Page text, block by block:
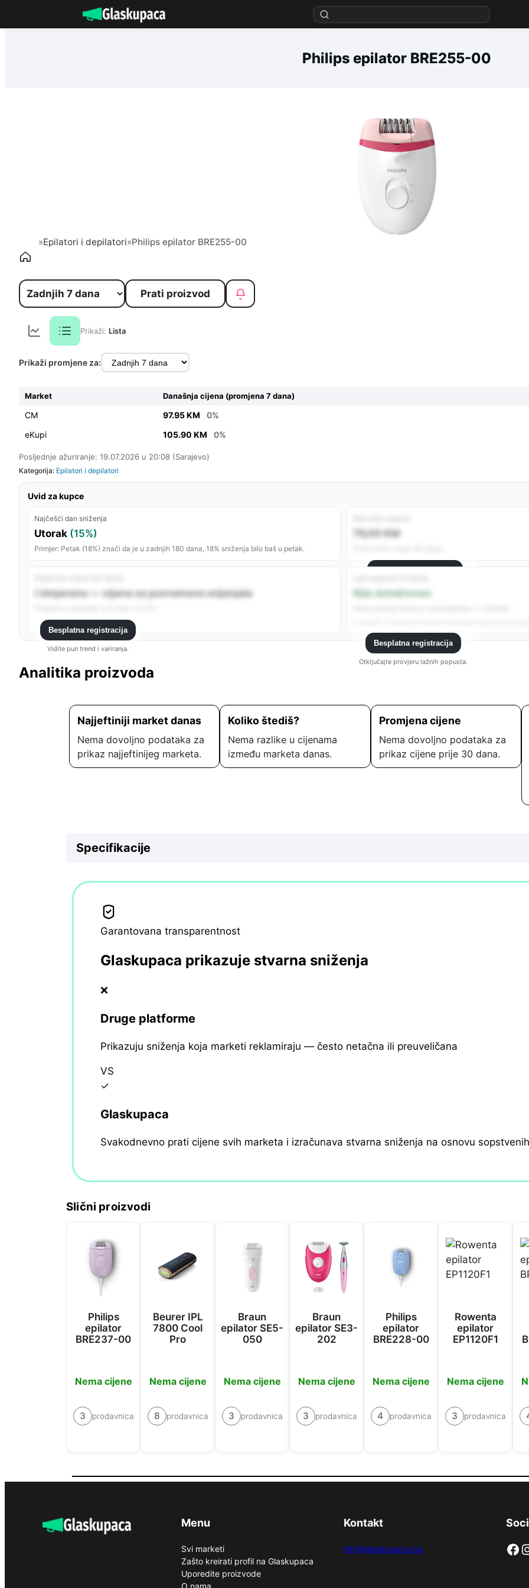
na
Philips epilator BRE255-00
»Epilatori i depilatori»Philips epilator BRE255-00
Prati proizvod
Prikaži: Lista
Prikaži promjene za:
Market Današnja cijena (promjena 7 dana)
CM 97.95 KM
0%
eKupi
105.90 KM 0%
Posljednje ažuriranje: 19.07.2026 u 20:08 (Sarajevo)
Kategorija: Epilatori i depilatori
Uvid za kupce
Najčešći dan sniženja
Utorak (15%)
Primjer: Petak (18%) znači da je u zadnjih 180 dana, 18% sniženja bilo baš u petak.
79,00 KM
Registrujte se da vidite sve analitike.
ℹ️ Umjerena — cijena se povremeno mijenjala
Besplatna registracija
Vidite pun trend i variranja.
Nije detektovan
Besplatna registracija
Otključajte provjeru lažnih popusta.
Analitika proizvoda
Najjeftiniji market danas
Nema dovoljno podataka za
prikaz najjeftinijeg marketa.
Koliko štediš?
Nema razlike u cijenama
između marketa danas.
Promjena cijene
Nema dovoljno podataka za
prikaz cijene prije 30 dana.
Specifikacije
Garantovana transparentnost
Glaskupaca prikazuje stvarna sniženja
❌
Druge platforme
Prikazuju sniženja koja marketi reklamiraju — često netačna ili preuveličana
VS
✓
Glaskupaca
Svakodnevno prati cijene svih marketa i izračunava stvarna sniženja na osnovu
Slični proizvodi
Philips
epilator
BRE237-00
Nema cijene
3 prodavnica
Beurer IPL
7800 Cool
Pro
Nema cijene
8 prodavnica
Braun
epilator SE5-
050
Nema cijene
3 prodavnica
Braun
epilator SE3-
202
Nema cijene
3 prodavnica
Philips
epilator
BRE228-00
Nema cijene
4 prodavnica
Rowenta
epilator
EP1120F1
Nema cijene
3 prodavnica
Menu
Svi marketi
Zašto kreirati profil na Glaskupaca
Uporedite proizvode
Kontakt
info@glaskupaca.ba Facebook